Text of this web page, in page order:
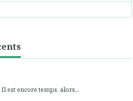
est encore temps, alors...